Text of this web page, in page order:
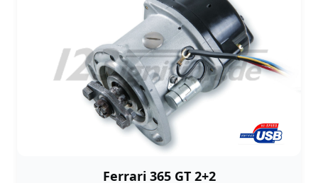
Ferrari 365 GT 2+2